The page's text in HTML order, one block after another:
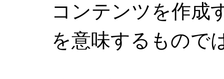
コンテンツを作成
を意味するもので